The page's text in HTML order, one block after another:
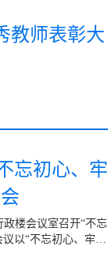
教师表彰大
忘初心、牢
楼会议室召开“不忘
以“不忘初心、牢记